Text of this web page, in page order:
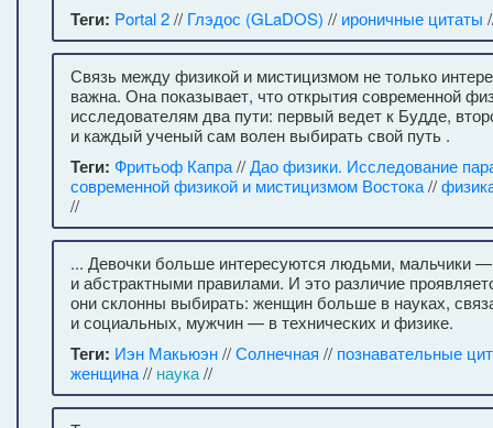
Теги: Portal 2// Глэдос (GLaDOS) // ироничные цитаты
Связь между физикой и мистицизмом не только
важна. Она показывает, что открытия современной
исследователям два пути: первый ведет к Будде,
и каждый ученый сам волен выбирать свой путь .
Теги: Фритьоф Капра//Дао физики. Исследование
современной физикой и мистицизмом Востока//
//
... Девочки больше интересуются людьми, мальчики
и абстрактными правилами. И это различие
они склонны выбирать: женщин больше в науках,
и социальных, мужчин — в технических и физике.
Теги: Иэн Макьюэн//Солнечная // познавательные
женщина// наука//